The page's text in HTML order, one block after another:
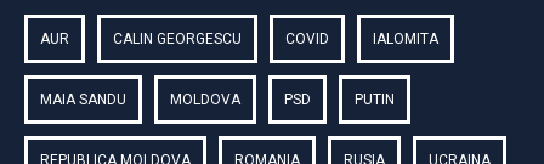
AUR CALIN GEORGESCU COVID IALOMITA
MAIA SANDU MOLDOVA PSD PUTIN
REPUBLICA MOLDOVA ROMANIA RUSIA UCRAINA